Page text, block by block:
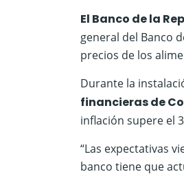
El Banco de la
general del Banco
precios de los
Durante la
financieras de
inflación supere el
“Las expectativas
banco tiene que